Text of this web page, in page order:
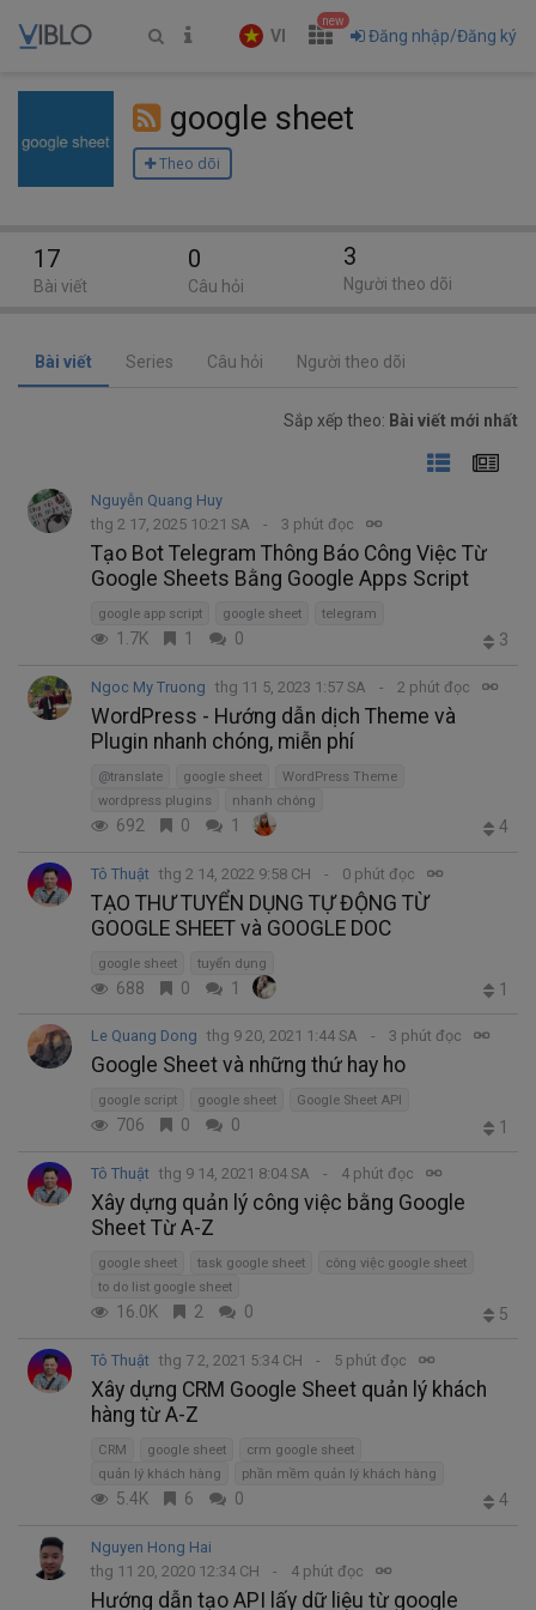
VI
new
Đăng nhập/Đăng ký
google sheet
Theo dõi
Bài viết Series Câu hỏi Người theo dõi
Sắp xếp theo: Bài viết mới nhất
Nguyễn Quang Huy
thg 2 17, 2025 10:21 SA
3 phút đọc
Tạo Bot Telegram Thông Báo Công Việc Từ
Google Sheets Bằng Google Apps Script
google app script google sheet telegram
1.7K 1 0 3
Ngoc My Truong thg 11 5, 2023 1:57 SA 2 phút đọc
WordPress - Hướng dẫn dịch Theme và
Plugin nhanh chóng, miễn phí
@translate google sheet
WordPress Theme
wordpress plugins
nhanh chóng
692 0 1 4
Tô Thuật thg 2 14, 2022 9:58 CH 0 phút đọc
TẠO THƯ TUYỂN DỤNG TỰ ĐỘNG TỪ
GOOGLE SHEET và GOOGLE DOC
google sheet tuyển dụng
688 0 1 1
Le Quang Dong thg 9 20, 2021 1:44 SA 3 phút đọc
Google Sheet và những thứ hay ho
google script google sheet Google Sheet API
706 0 0 1
Tô Thuật thg 9 14, 2021 8:04 SA 4 phút đọc
Xây dựng quản lý công việc bằng Google
Sheet Từ A-Z
google sheet task google sheet
công việc google sheet
to do list google sheet
16.0K 2 0 5
Tô Thuật thg 7 2, 2021 5:34 CH 5 phút đọc
Xây dựng CRM Google Sheet quản lý khách
hàng từ A-Z
CRM google sheet
crm google sheet
quản lý khách hàng
phần mềm quản lý khách hàng
5.4K 6 0 4
Nguyen Hong Hai
thg 11 20, 2020 12:34 CH
4 phút đọc
Hướng dẫn tạo API lấy dữ liệu từ google
17
Bài viết
0
Câu hỏi
3
Người theo dõi